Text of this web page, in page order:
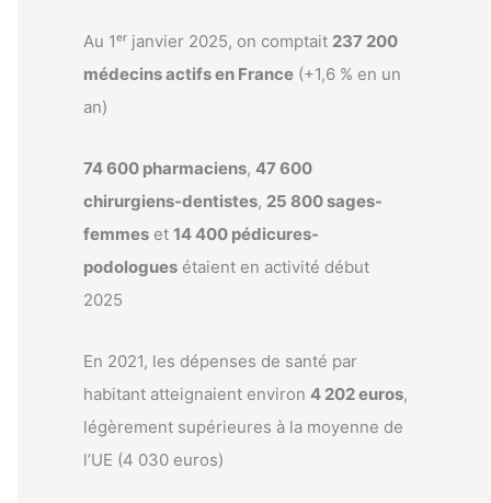
Au 1ᵉʳ janvier 2025, on comptait 237 200
médecins actifs en France (+1,6 % en un
an)
74 600 pharmaciens, 47 600
chirurgiens-dentistes, 25 800 sages-
femmes et 14 400 pédicures-
podologues étaient en activité début
2025
En 2021, les dépenses de santé par
habitant atteignaient environ 4 202 euros,
légèrement supérieures à la moyenne de
l’UE (4 030 euros)